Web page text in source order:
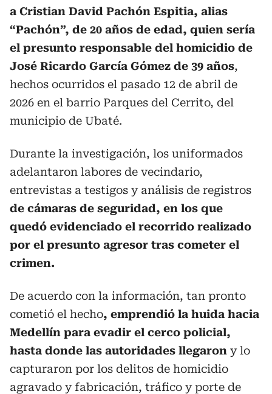
a Cristian David Pachón Espitia, alias
“Pachón”, de 20 años de edad, quien sería
el presunto responsable del homicidio de
José Ricardo García Gómez de 39 años,
hechos ocurridos el pasado 12 de abril de
2026 en el barrio Parques del Cerrito, del
municipio de Ubaté.
Durante la investigación, los uniformados
adelantaron labores de vecindario,
entrevistas a testigos y análisis de registros
de cámaras de seguridad, en los que
quedó evidenciado el recorrido realizado
por el presunto agresor tras cometer el
crimen.
De acuerdo con la información, tan pronto
cometió el hecho, emprendió la huida hacia
Medellín para evadir el cerco policial,
hasta donde las autoridades llegaron y lo
capturaron por los delitos de homicidio
agravado y fabricación, tráfico y porte de